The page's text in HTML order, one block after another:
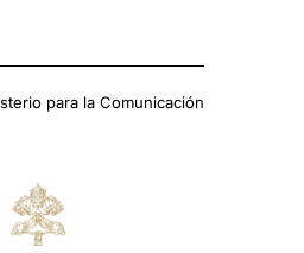
para la Comunicación